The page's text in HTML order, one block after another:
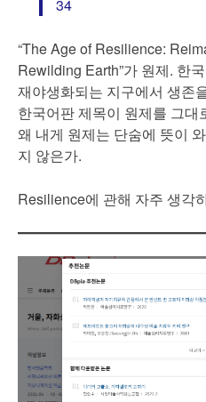
34
“The Age of Resilience:
Rewilding Earth”가 원제. 한
재야생화되는 지구에서 생존
한국어판 제목이 원제를 그
왜 내게 원제는 단숨에 뜻이
지 않은가.
Resilience에 관해 자주 생각